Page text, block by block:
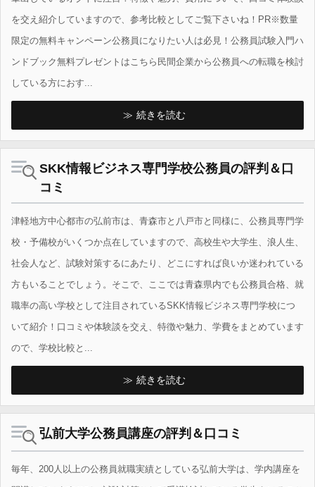
を交え紹介していますので、参考比較としてご覧下さいね！PR※数量
限定の無料キャンペーン公務員になりたい人は必見！公務員試験入門ハ
ンドブック無料プレゼントはこちら民間企業から公務員への転職を検討
している方におす...
続きを読む
SKK情報ビジネス専門学校公務員の評判＆口
コミ
津軽地方中心都市の弘前市は、青森市と八戸市と同様に、公務員専門学
校・予備校がいくつか点在していますので、高校生や大学生、浪人生、
社会人など、試験対策するにあたり、どこにすれば良いか迷われている
方もいることでしょう。そこで、ここでは青森県内でも公務員合格、就
職率の高い学校として注目されているSKK情報ビジネス専門学校につ
いて紹介！口コミや体験談を交え、特徴や魅力、学費をまとめています
ので、学校比較と...
続きを読む
弘前大学公務員講座の評判＆口コミ
毎年、200人以上の公務員就職実績としている弘前大学は、学内講座を